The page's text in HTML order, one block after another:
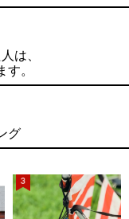
は、
。
グ